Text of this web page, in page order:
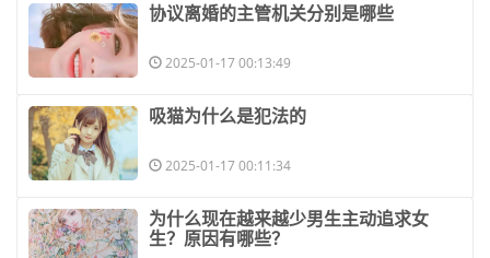
​协议离婚的主管机关分别是哪些
2025-01-17 00:13:49
​吸猫为什么是犯法的
2025-01-17 00:11:34
​为什么现在越来越少男生主动追求女
生？原因有哪些？